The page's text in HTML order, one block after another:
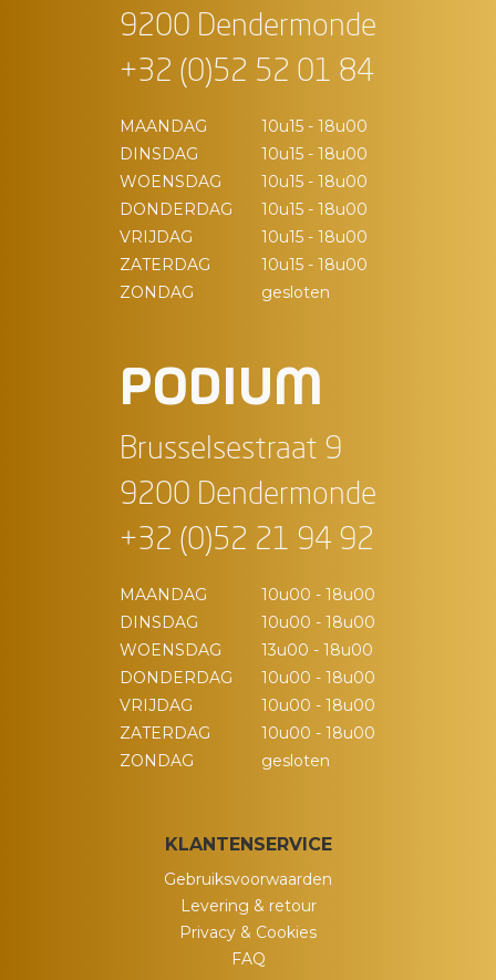
9200 Dendermonde
+32 (0)52 52 01 84
MAANDAG
10u15 - 18u00
DINSDAG
10u15 - 18u00
WOENSDAG
10u15 - 18u00
DONDERDAG
10u15 - 18u00
VRIJDAG
10u15 - 18u00
ZATERDAG
10u15 - 18u00
ZONDAG
gesloten
PODIUM
Brusselsestraat 9
9200 Dendermonde
+32 (0)52 21 94 92
MAANDAG
10u00 - 18u00
DINSDAG
10u00 - 18u00
WOENSDAG
13u00 - 18u00
DONDERDAG
10u00 - 18u00
VRIJDAG
10u00 - 18u00
ZATERDAG
10u00 - 18u00
ZONDAG
gesloten
KLANTENSERVICE
Gebruiksvoorwaarden
Levering & retour
Privacy & Cookies
FAQ